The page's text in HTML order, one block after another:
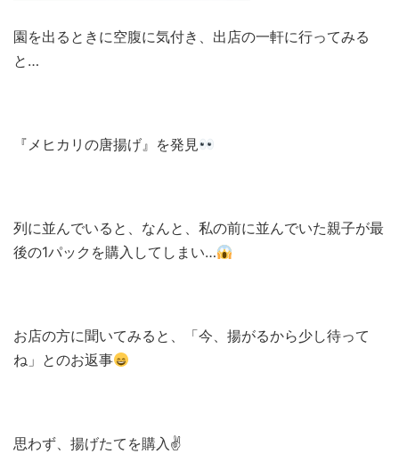
園を出るときに空腹に気付き、出店の一軒に行ってみる
と…
『メヒカリの唐揚げ』を発見
列に並んでいると、なんと、私の前に並んでいた親子が最
後の1パックを購入してしまい…
お店の方に聞いてみると、「今、揚がるから少し待って
ね」とのお返事
思わず、揚げたてを購入✌